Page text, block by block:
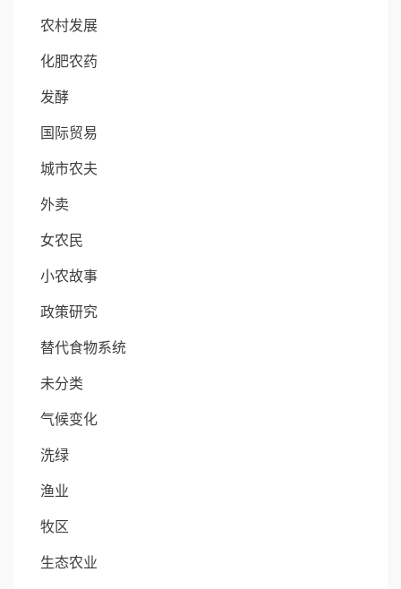
农村发展
化肥农药
发酵
国际贸易
城市农夫
外卖
女农民
小农故事
政策研究
替代食物系统
未分类
气候变化
洗绿
渔业
牧区
生态农业